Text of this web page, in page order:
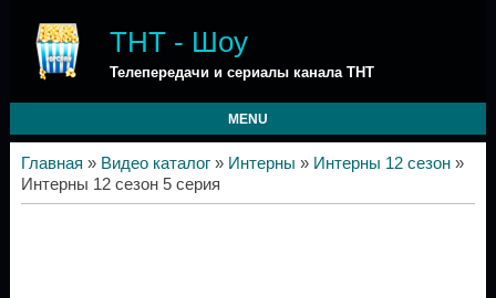
ТНТ - Шоу
Телепередачи и сериалы канала ТНТ
MENU
Главная » Видео каталог» Интерны » Интерны 12 сезон»
Интерны 12 сезон 5 серия